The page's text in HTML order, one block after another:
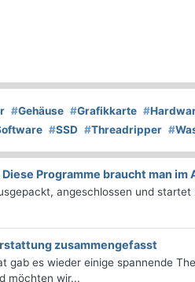
#Gehäuse #Grafikkarte #
#SSD #Threadripper #
Programme braucht man im
angeschlossen und
zusammengefasst
gab es wieder einige spannende
möchten wir...